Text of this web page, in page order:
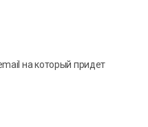
на который придет